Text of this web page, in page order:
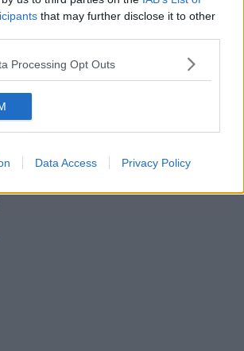
that may further disclose it to other
Processing Opt Outs
Data Access Privacy Policy